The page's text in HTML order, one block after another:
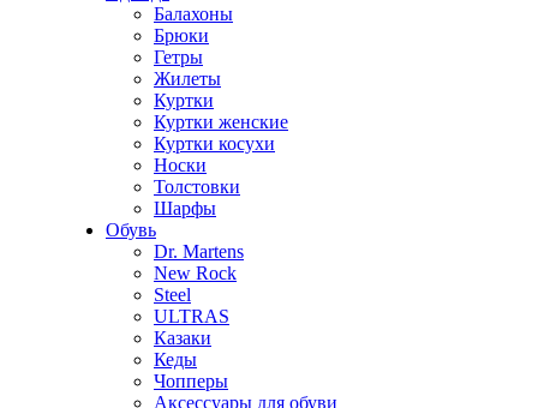
Балахоны
Брюки
Гетры
Жилеты
Куртки
Куртки женские
Куртки косухи
Носки
Толстовки
Шарфы
Обувь
Dr. Martens
New Rock
Steel
ULTRAS
Казаки
Кеды
Чопперы
Аксессуары для обуви